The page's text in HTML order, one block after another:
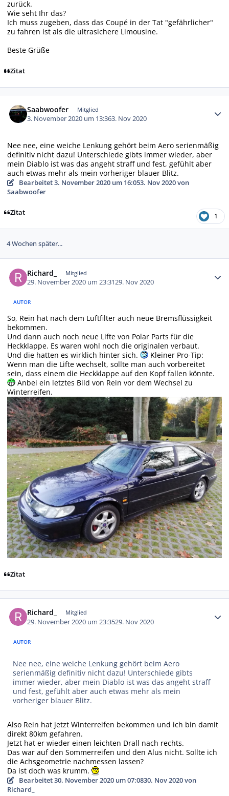
zurück.
Wie seht Ihr das?
Ich muss zugeben, dass das Coupé in der Tat "gefährlicher"
zu fahren ist als die ultrasichere Limousine.
Beste Grüße
Zitat
Saabwoofer Mitglied
3. November 2020 um 13:363. Nov 2020
Nee nee, eine weiche Lenkung gehört beim Aero serienmäßig
definitiv nicht dazu! Unterschiede gibts immer wieder, aber
mein Diablo ist was das angeht straff und fest, gefühlt aber
auch etwas mehr als mein vorheriger blauer Blitz.
Bearbeitet3. November 2020 um 16:053. Nov 2020von
Saabwoofer
Zitat 1
4 Wochen später...
Richard_ Mitglied
29. November 2020 um 23:3129. Nov 2020
AUTOR
So, Rein hat nach dem Luftfilter auch neue Bremsflüssigkeit
bekommen.
Und dann auch noch neue Lifte von Polar Parts für die
Heckklappe. Es waren wohl noch die originalen verbaut.
Und die hatten es wirklich hinter sich.
Kleiner Pro-Tip:
Wenn man die Lifte wechselt, sollte man auch vorbereitet
sein, dass einem die Heckklappe auf den Kopf fallen könnte.
Anbei ein letztes Bild von Rein vor dem Wechsel zu
Winterreifen.
Zitat
Richard_ Mitglied
29. November 2020 um 23:3529. Nov 2020
AUTOR
Nee nee, eine weiche Lenkung gehört beim Aero
serienmäßig definitiv nicht dazu! Unterschiede gibts
immer wieder, aber mein Diablo ist was das angeht straff
und fest, gefühlt aber auch etwas mehr als mein
vorheriger blauer Blitz.
Also Rein hat jetzt Winterreifen bekommen und ich bin damit
direkt 80km gefahren.
Jetzt hat er wieder einen leichten Drall nach rechts.
Das war auf den Sommerreifen und den Alus nicht. Sollte ich
die Achsgeometrie nachmessen lassen?
Da ist doch was krumm.
Bearbeitet30. November 2020 um 07:0830. Nov 2020von
Richard_